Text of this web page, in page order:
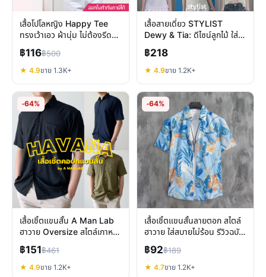
เสื้อโปโลหญิง Happy Tee
ทรงเว้าเอว ผ้านุ่ม ไม่ต้องรีด
สวยมั่นใจ ใส่สบาย
฿116฿500
★ 4.9ขาย 1.3K+
เสื้อสายเดี่ยว STYLIST
Dewy & Tia: ดีไซน์ลูกไม้ ใส่
สบาย เลือกแบบไหนดี
฿218
★ 4.9ขาย 1.2K+
-64%
เสื้อเชิ้ตแขนสั้น A Man Lab
ฮาวาย Oversize สไตล์เกาหลี
ใส่สบายเหมาะกับเมืองไทย
฿151฿461
★ 4.9ขาย 1.2K+
-64%
เสื้อเชิ้ตแขนสั้นลายตอก สไตล์
ฮาวาย ใส่สบายไม่ร้อน รีวิวฉบับ
เต็ม
฿92฿189
★ 4.7ขาย 1.2K+